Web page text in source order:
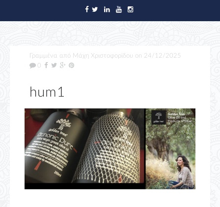
Γραμμένα από Μάχη Χριστοφορίδου on 24/12/2025
0
hum1